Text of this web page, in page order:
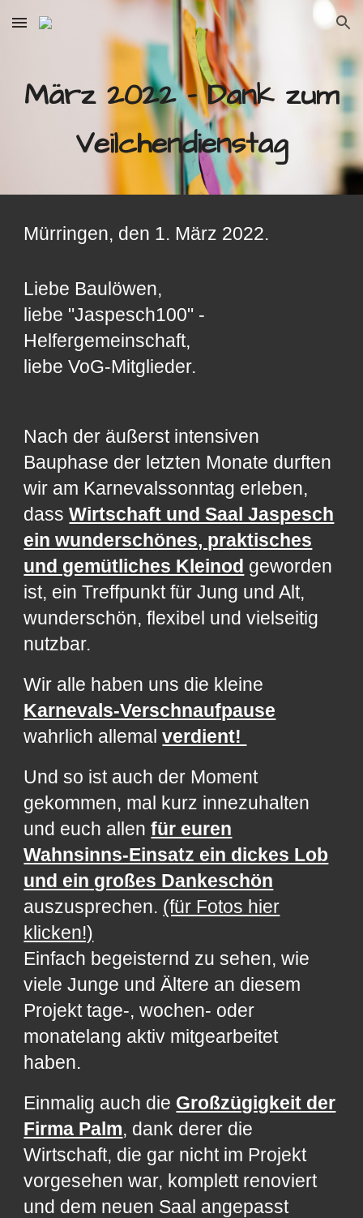
Skip to main content Skip to navigation
März 2022 - Dank zum
Veilchendienstag
Mürringen, den 1. März 2022.
Liebe Baulöwen,
liebe "Jaspesch100" -
Helfergemeinschaft,
liebe VoG-Mitglieder.
Nach der äußerst intensiven
Bauphase der letzten Monate durften
wir am Karnevalssonntag erleben,
dassWirtschaft und Saal Jaspesch
ein wunderschönes, praktisches
und gemütliches Kleinod geworden
ist, ein Treffpunkt für Jung und Alt,
wunderschön, flexibel und vielseitig
nutzbar.
Wir alle haben uns die kleine
Karnevals-Verschnaufpause
wahrlich allemalverdient!
Und so ist auch der Moment
gekommen, mal kurz innezuhalten
und euch allenfür euren
Wahnsinns-Einsatz ein dickes Lob
und ein großes Dankeschön
auszusprechen. (für Fotos hier
klicken!)
Einfach begeisternd zu sehen, wie
viele Junge und Ältere an diesem
Projekt tage-, wochen- oder
monatelang aktiv mitgearbeitet
haben.
Einmalig auch die Großzügigkeit der
Firma Palm, dank derer die
Wirtschaft, die gar nicht im Projekt
vorgesehen war, komplett renoviert
und dem neuen Saal angepasst